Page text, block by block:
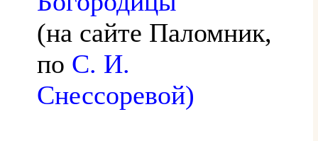
(на сайте Паломник,
по С. И.
Снессоревой)